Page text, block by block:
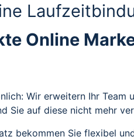
Online
Wir erweitern Ihr
Sie auf diese nicht mehr
bekommen Sie flexibel